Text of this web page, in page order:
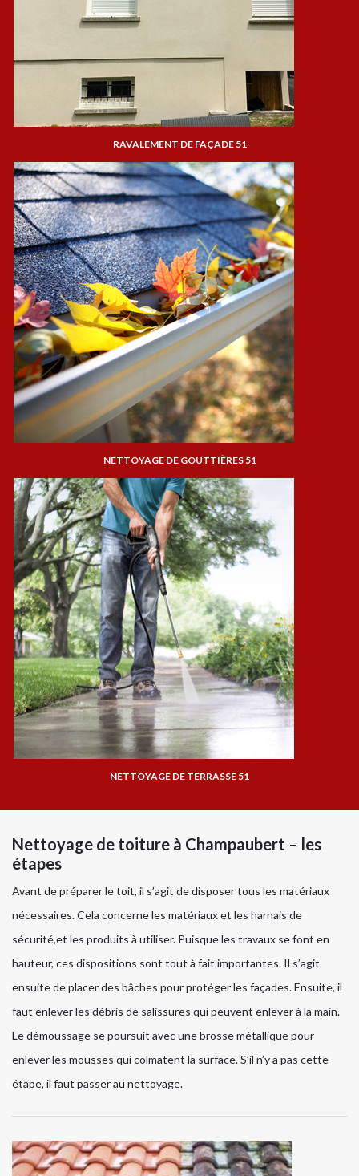
RAVALEMENT DE FAÇADE 51
NETTOYAGE DE GOUTTIÈRES 51
NETTOYAGE DE TERRASSE 51
Nettoyage de toiture à Champaubert – les
étapes
Avant de préparer le toit, il s’agit de disposer tous les matériaux
nécessaires. Cela concerne les matériaux et les harnais de
sécurité,et les produits à utiliser. Puisque les travaux se font en
hauteur, ces dispositions sont tout à fait importantes. Il s’agit
ensuite de placer des bâches pour protéger les façades. Ensuite, il
faut enlever les débris de salissures qui peuvent enlever à la main.
Le démoussage se poursuit avec une brosse métallique pour
enlever les mousses qui colmatent la surface. S’il n’y a pas cette
étape, il faut passer au nettoyage.